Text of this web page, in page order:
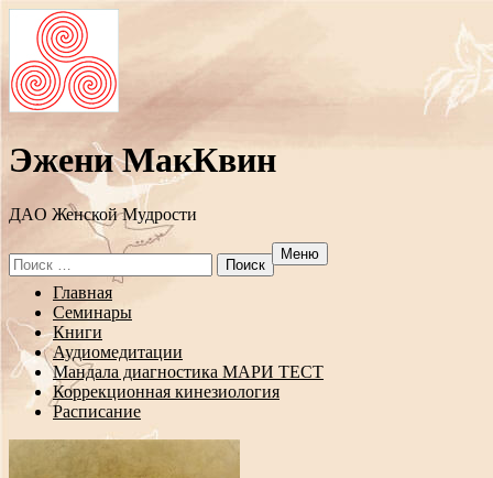
Эжени МакКвин
ДAO Женской Мудрости
Search
for:
Меню
Перейти
содержанию
Главная
Семинары
Книги
Аудиомедитации
Мандала диагностика МАРИ ТЕСТ
Коррекционная кинезиология
Расписание